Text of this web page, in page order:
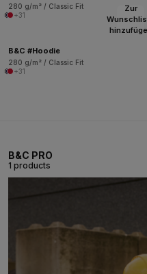
280 g/m² / Classic Fit
+31
Zur
B&C #Hoodie
280 g/m² / Classic Fit
+31
B&C PRO
1 products